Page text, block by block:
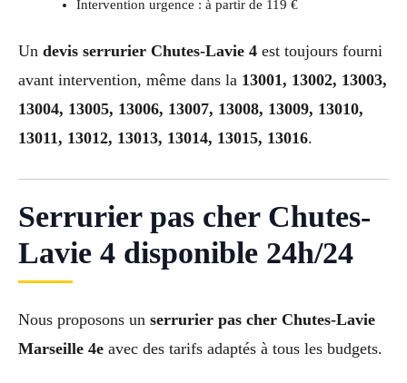
Intervention urgence : à partir de 119 €
Un devis serrurier Chutes-Lavie 4 est toujours fourni
avant intervention, même dans la 13001, 13002, 13003,
13004, 13005, 13006, 13007, 13008, 13009, 13010,
13011, 13012, 13013, 13014, 13015, 13016.
Serrurier pas cher Chutes-
Lavie 4 disponible 24h/24
Nous proposons un serrurier pas cher Chutes-Lavie
Marseille 4e avec des tarifs adaptés à tous les budgets.